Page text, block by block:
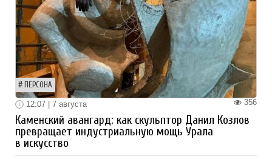
ПЕРСОНА
356
12:07 | 7 августа
Каменский авангард: как скульптор Данил Козлов
превращает индустриальную мощь Урала
в искусство